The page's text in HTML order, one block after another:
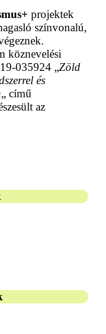
projektek
színvonalú,
köznevelési
035924 „Zöld
és
„ című
az